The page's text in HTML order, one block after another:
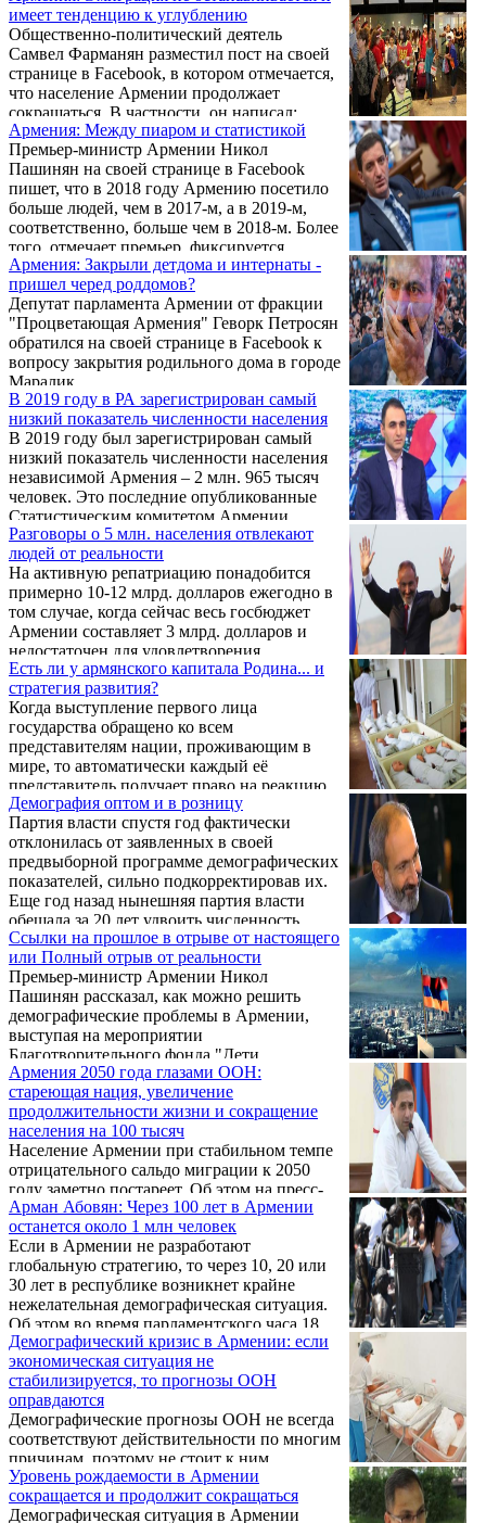
имеет тенденцию к углублению
Общественно-политический деятель
Самвел Фарманян разместил пост на своей
странице в Facebook, в котором отмечается,
что население Армении продолжает
сокращаться. В частности, он написал: .
Армения: Между пиаром и статистикой
Премьер-министр Армении Никол
Пашинян на своей странице в Facebook
пишет, что в 2018 году Армению посетило
больше людей, чем в 2017-м, а в 2019-м,
соответственно, больше чем в 2018-м. Более
того, отмечает премьер, фиксируется
положительное миграционное сальдо, то
есть "в 2018 и в 2019 гг. в Армению
приехало больше людей, чем уехало". .
Армения: Закрыли детдома и интернаты -
пришел черед роддомов?
Депутат парламента Армении от фракции
"Процветающая Армения" Геворк Петросян
обратился на своей странице в Facebook к
вопросу закрытия родильного дома в городе
Маралик.
В 2019 году в РА зарегистрирован самый
низкий показатель численности населения
В 2019 году был зарегистрирован самый
низкий показатель численности населения
независимой Армения – 2 млн. 965 тысяч
человек. Это последние опубликованные
Статистическим комитетом Армении
демографические данные, пишет Hetq.am.
Разговоры о 5 млн. населения отвлекают
людей от реальности
На активную репатриацию понадобится
примерно 10-12 млрд. долларов ежегодно в
том случае, когда сейчас весь госбюджет
Армении составляет 3 млрд. долларов и
недостаточен для удовлетворения
множества потребностей. Об этом на своей
странице в Facebook написал сооснователь
и член совета партии «Национальная
повестка» Аветик Чалабян,
прокомментировавший намерение премьер-
министра Армении Никол Пашиняна,
заявившего, что в 2050 году население
Армении составит 5 млн. человек..
Есть ли у армянского капитала Родина... и
стратегия развития?
Когда выступление первого лица
государства обращено ко всем
представителям нации, проживающим в
мире, то автоматически каждый её
представитель получает право на реакцию.
Так, 5 августа 2019 г. глава Республики
Армения (РА) на первой подобного рода
исторической встрече с армянами,
проживающими в Арцахе, обратился к
армянам всего мира. Встреча была
организована на площади Возрождения в г.
Степанакерте.
Демография оптом и в розницу
Партия власти спустя год фактически
отклонилась от заявленных в своей
предвыборной программе демографических
показателей, сильно подкорректировав их.
Еще год назад нынешняя партия власти
обещала за 20 лет удвоить численность
населения, доведя ее до 6-миллионной
отметки, а сегодня уже отсрочила
достижение цели еще на 10 лет, а сам
целевой показатель снизила до 5 млн.
Ссылки на прошлое в отрыве от настоящего
или Полный отрыв от реальности
Премьер-министр Армении Никол
Пашинян рассказал, как можно решить
демографические проблемы в Армении,
выступая на мероприятии
Благотворительного фонда "Дети
Армении", передает Sputnik.
Армения 2050 года глазами ООН:
стареющая нация, увеличение
продолжительности жизни и сокращение
населения на 100 тысяч
Население Армении при стабильном темпе
отрицательного сальдо миграции к 2050
году заметно постареет. Об этом на пресс-
конференции в среду заявила координатор
программы "Население и развитие"
армянского Фонда народонаселения ООН
Анна Ованнисян.
Арман Абовян: Через 100 лет в Армении
останется около 1 млн человек
Если в Армении не разработают
глобальную стратегию, то через 10, 20 или
30 лет в республике возникнет крайне
нежелательная демографическая ситуация.
Об этом во время парламентского часа 18
июня заявил секретарь фракции
«Процветающая Армения» Арман Абовян.
Демографический кризис в Армении: если
экономическая ситуация не
стабилизируется, то прогнозы ООН
оправдаются
Демографические прогнозы ООН не всегда
соответствуют действительности по многим
причинам, поэтому не стоит к ним
относиться болезненно, хотя по части
Армении на ближайшие годы
прогнозируется спад уровня рождаемости и
Уровень рождаемости в Армении
сокращается и продолжит сокращаться
Демографическая ситуация в Армении